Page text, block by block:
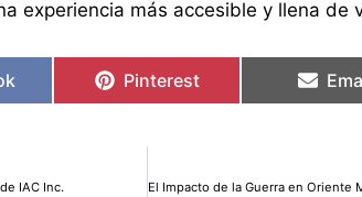
experiencia más accesible y llena de
Pinterest
IAC Inc.